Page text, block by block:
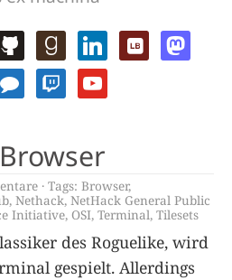
Tags: Browser,
, Nethack, NetHack General Public
Initiative, OSI, Terminal, Tilesets
des Roguelike, wird
gespielt. Allerdings